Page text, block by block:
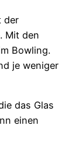
der
Mit den
Bowling.
je weniger
das Glas
einen